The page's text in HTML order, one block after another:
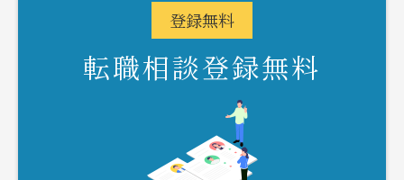
登録無料
転職相談登録無料